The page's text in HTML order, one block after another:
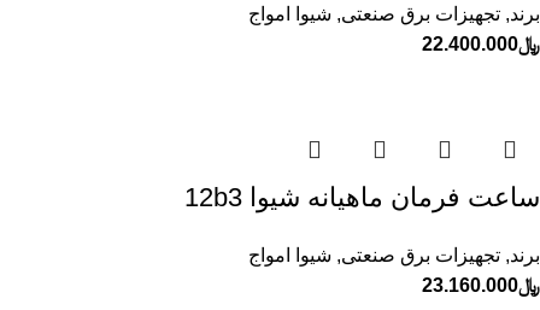
برند, تجهیزات برق صنعتی, شیوا امواج
﷼22.400.000
ساعت فرمان ماهيانه شيوا 12b3
برند, تجهیزات برق صنعتی, شیوا امواج
﷼23.160.000